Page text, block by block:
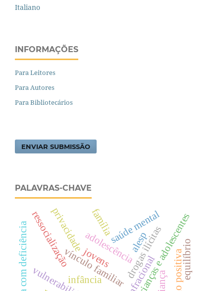
Italiano
INFORMAÇÕES
Para Leitores
Para Autores
Para Bibliotecários
ENVIAR SUBMISSÃO
PALAVRAS-CHAVE
infância
adolescênciadrogas ilícitas
vínculo familiarcrianças e adolescentes
saúde mental
ressocialização equilíbrio
privacidade
criança
jovens
pessoa com deficiência alesp
família